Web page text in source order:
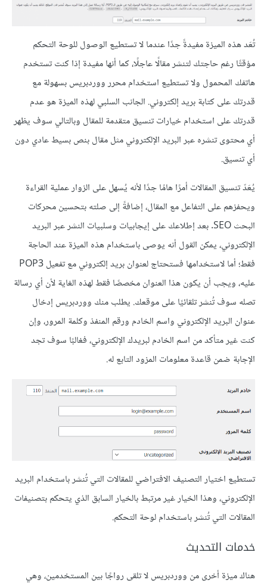
تُعَد هذه الميزة مفيدةً جدًا عندما لا تستطيع الوصول للوحة التحكم
مؤقتًا رغم حاجتك لتنشر مقالًا عاجلًا، كما أنها مفيدة إذا كنت تستخدم
هاتفك المحمول ولا تستطيع استخدام محرر ووردبريس بسهولة مع
قدرتك على كتابة بريد إلكتروني. الجانب السلبي لهذه الميزة هو عدم
قدرتك على استخدام خيارات تنسيق متقدمة للمقال وبالتالي سوف يظهر
أي محتوى تنشره عبر البريد الإلكتروني مثل مقال بنص بسيط عادي دون
أي تنسيق.
يُعَدّ تنسيق المقالات أمرًا هامًا جدًا لأنه يُسهل على الزوار عملية القراءة
ويحفزهم على التفاعل مع المقال، إضافةً إلى صلته بتحسين محركات
البحث SEO. بعد إطلاعك على إيجابيات وسلبيات النشر عبر البريد
الإلكتروني، يمكن القول أنه يوصى باستخدام هذه الميزة عند الحاجة
فقط؛ أما لاستخدامها فستحتاج لعنوان بريد إلكتروني مع تفعيل POP3
عليه، ويجب أن يكون هذا العنوان مخصصًا فقط لهذه الغاية لأن أي رسالة
تصله سوف تُنشر تلقائيًا على موقعك. يطلب منك ووردبريس إدخال
عنوان البريد الإلكتروني واسم الخادم ورقم المنفذ وكلمة المرور، وإن
كنت غير متأكد من اسم الخادم لبريدك الإلكتروني، فغالبًا سوف تجد
الإجابة ضمن قاعدة معلومات المزود التابع له.
تستطيع اختيار التصنيف الافتراضي للمقالات التي تُنشر باستخدام البريد
الإلكتروني، وهذا الخيار غير مرتبط بالخيار السابق الذي يتحكم بتصنيفات
المقالات التي تُنشر باستخدام لوحة التحكم.
خدمات التحديث
هناك ميزة أخرى من ووردبريس لا تلقى رواجًا بين المستخدمين، وهي